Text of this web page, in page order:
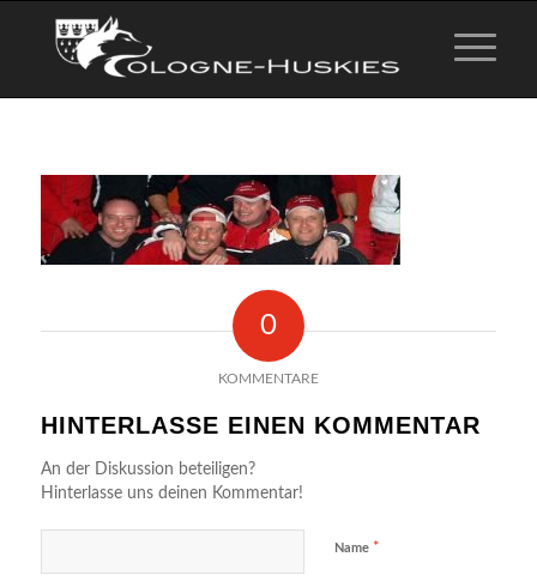
0
KOMMENTARE
HINTERLASSE EINEN KOMMENTAR
An der Diskussion beteiligen?
Hinterlasse uns deinen Kommentar!
Name *